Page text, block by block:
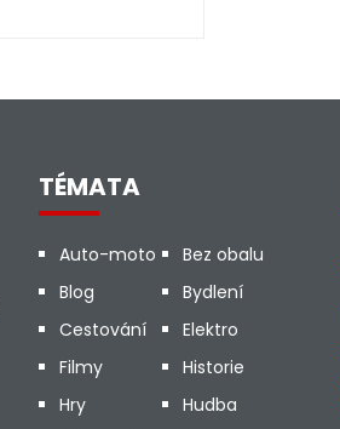
TÉMATA
Auto-moto
Bez obalu
Blog
Bydlení
Cestování
Elektro
Filmy
Historie
Hry
Hudba